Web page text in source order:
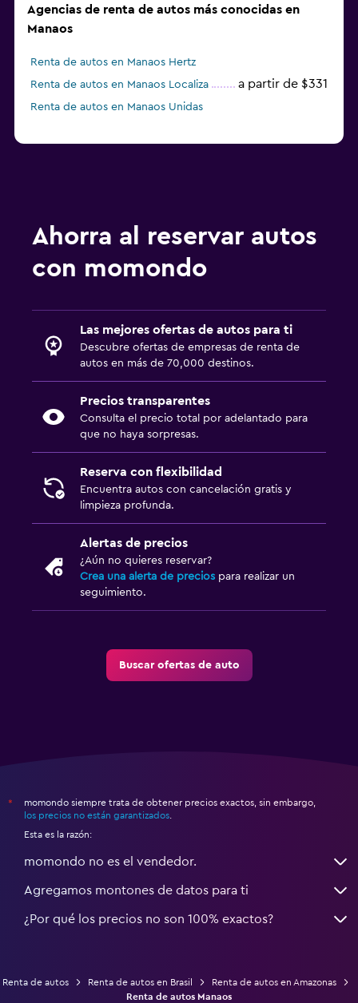
Agencias de renta de autos más conocidas en
Manaos
Renta de autos en Manaos Hertz
Renta de autos en Manaos Localiza
a partir de $331
Renta de autos en Manaos Unidas
Ahorra al reservar autos
con momondo
Las mejores ofertas de autos para ti
Descubre ofertas de empresas de renta de
autos en más de 70,000 destinos.
Precios transparentes
Consulta el precio total por adelantado para
que no haya sorpresas.
Reserva con flexibilidad
Encuentra autos con cancelación gratis y
limpieza profunda.
Alertas de precios
¿Aún no quieres reservar?
Crea una alerta de precios para realizar un
seguimiento.
Buscar ofertas de auto
*
momondo siempre trata de obtener precios exactos, sin embargo,
los precios no están garantizados
Esta es la razón:
momondo no es el vendedor.
Agregamos montones de datos para ti
¿Por qué los precios no son 100% exactos?
Renta de autos Renta de autos en Brasil
Renta de autos en Amazonas
Renta de autos Manaos